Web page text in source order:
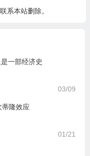
联系本站删除。
一部经济史
03/09
蒂隆效应
01/21